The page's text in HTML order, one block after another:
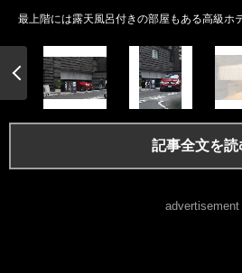
最上階には露天風呂付きの部屋もある高級ホ
記事全文を読
advertisement